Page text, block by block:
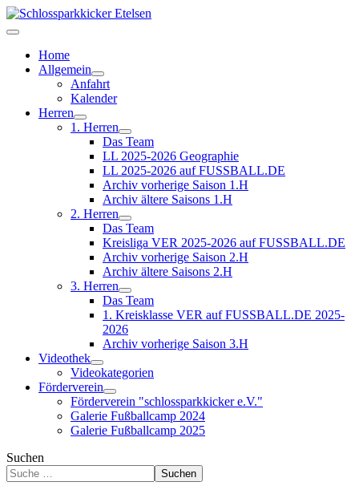
Home
Allgemein
Anfahrt
Kalender
Herren
1. Herren
Das Team
LL 2025-2026 Geographie
LL 2025-2026 auf FUSSBALL.DE
Archiv vorherige Saison 1.H
Archiv ältere Saisons 1.H
2. Herren
Das Team
Kreisliga VER 2025-2026 auf FUSSBALL.DE
Archiv vorherige Saison 2.H
Archiv ältere Saisons 2.H
3. Herren
Das Team
1. Kreisklasse VER auf FUSSBALL.DE 2025-
2026
Archiv vorherige Saison 3.H
Videothek
Videokategorien
Förderverein
Förderverein "schlossparkkicker e.V."
Galerie Fußballcamp 2024
Galerie Fußballcamp 2025
Suchen
Suchen